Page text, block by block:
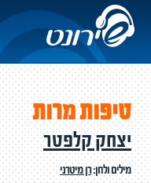
טיפות מרות
יצחק קלפטר
מילים ולחן:רן מיטרני